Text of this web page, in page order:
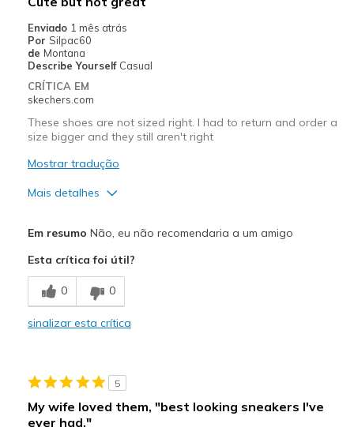
Sizing
View On Shoes
I'm Into Shoes
Enviado 1 mês atrás
Por Silpac60
de Montana
Describe Yourself Casual
CRÍTICA EM
skechers.com
These shoes are not sized right. I had to return and order a
size bigger and they still aren't right
Mostrar tradução
Mais detalhes
Contras
Poor Cushioning
Feels too narrow
Sizing
Feels full size too small
Em resumo Não, eu não recomendaria a um amigo
Esta crítica foi útil?
0 0
sinalizar esta crítica
5
My wife loved them, "best looking sneakers I've
ever had."